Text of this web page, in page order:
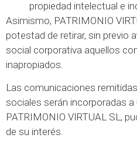
propiedad intelectual e
Asimismo, PATRIMONIO
potestad de retirar, sin previo
social corporativa aquellos
inapropiados.
Las comunicaciones
sociales serán incorporadas a
PATRIMONIO VIRTUAL SL,
de su interés.